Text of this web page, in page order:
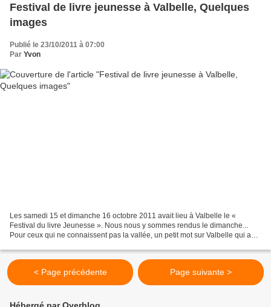
Festival de livre jeunesse à Valbelle, Quelques
images
Publié le 23/10/2011 à 07:00
Par Yvon
Les samedi 15 et dimanche 16 octobre 2011 avait lieu à Valbelle le «
Festival du livre Jeunesse ». Nous nous y sommes rendus le dimanche...
Pour ceux qui ne connaissent pas la vallée, un petit mot sur Valbelle qui a
< Page précédente Page suivante >